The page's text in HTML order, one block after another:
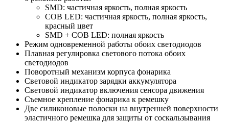
SMD: частичная яркость, полная яркость
COB LED: частичная яркость, полная яркость,
красный цвет
SMD + COB LED: полная яркость
Режим одновременной работы обоих светодиодов
Плавная регулировка светового потока обоих
светодиодов
Поворотный механизм корпуса фонарика
Световой индикатор зарядки аккумулятора
Световой индикатор включения сенсора движения
Съемное крепление фонарика к ремешку
Две силиконовые полоски на внутренней поверхности
эластичного ремешка для защиты от соскальзывания